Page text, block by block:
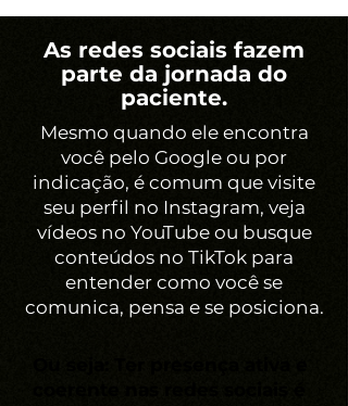
As redes sociais fazem
parte da jornada do
paciente.
Mesmo quando ele encontra
você pelo Google ou por
indicação, é comum que visite
seu perfil no Instagram, veja
vídeos no YouTube ou busque
conteúdos no TikTok para
entender como você se
comunica, pensa e se posiciona.